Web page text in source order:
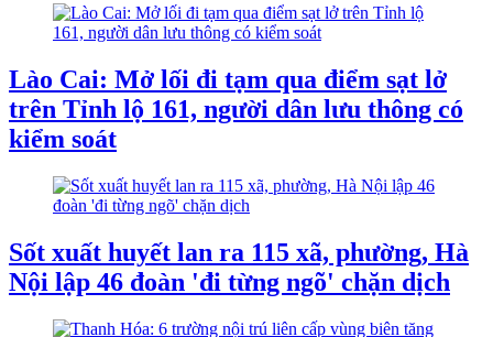
Lào Cai: Mở lối đi tạm qua điểm sạt lở
trên Tỉnh lộ 161, người dân lưu thông có
kiểm soát
Sốt xuất huyết lan ra 115 xã, phường, Hà
Nội lập 46 đoàn 'đi từng ngõ' chặn dịch